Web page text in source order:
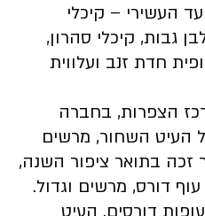
העשירי – קיכלי
גבות, קיכלי סהרון,
חדת זנב ועלווית
הצפרות, בחברה
העיט השחור, מרשים
בתואר ציפור השנה,
עוף דורס, מרשים וגדול.
דורסים. העיט